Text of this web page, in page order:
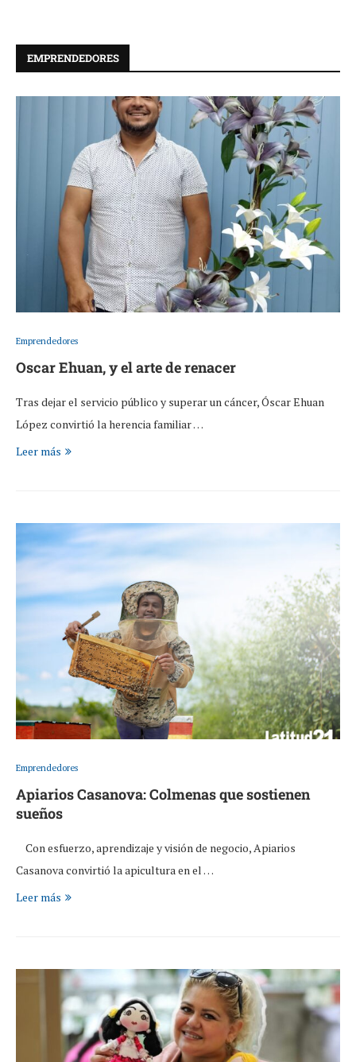
EMPRENDEDORES
Emprendedores
Oscar Ehuan, y el arte de renacer
Tras dejar el servicio público y superar un cáncer, Óscar Ehuan
López convirtió la herencia familiar …
Leer más
Emprendedores
Apiarios Casanova: Colmenas que sostienen
sueños
Con esfuerzo, aprendizaje y visión de negocio, Apiarios
Casanova convirtió la apicultura en el …
Leer más